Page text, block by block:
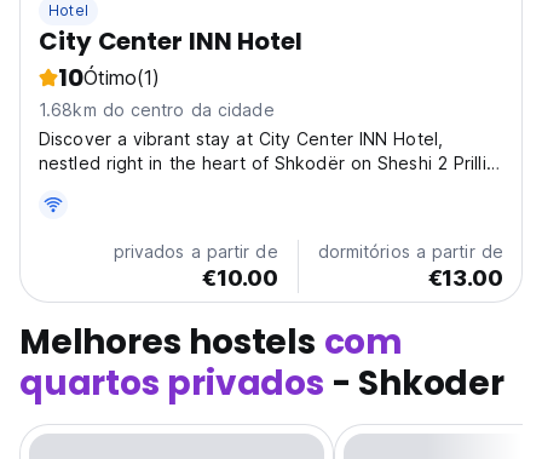
Hotel
City Center INN Hotel
10Ótimo(1)
1.68km do centro da cidade
Discover a vibrant stay at City Center INN Hotel,
nestled right in the heart of Shkodër on Sheshi 2 Prilli!
exploring the beautiful city. Experience Albanian
hospitality at its finest in our modern
accommodations....
privados a partir de
€10.00
dormitórios a partir de
€13.00
Melhores hostels com
quartos privados - Shkoder